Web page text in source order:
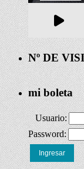
Nº DE
mi boleta
Usuario:
Password:
Ingresar